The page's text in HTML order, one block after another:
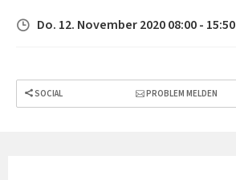
Do. 12. November 2020 08:00 - 15:50
SOCIAL PROBLEM MELDEN